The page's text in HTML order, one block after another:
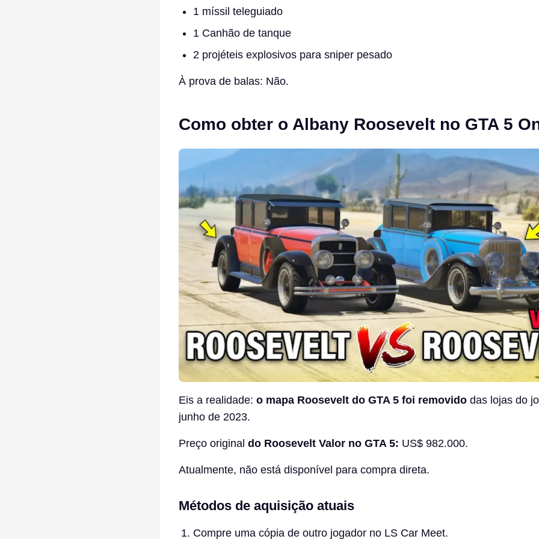
1 míssil teleguiado
1 Canhão de tanque
2 projéteis explosivos para sniper pesado
À prova de balas: Não.
Como obter o Albany Roosevelt no GTA 5
Eis a realidade: o mapa Roosevelt do GTA 5 foi removido das lojas do
junho de 2023.
Preço original do Roosevelt Valor no GTA 5: US$ 982.000.
Atualmente, não está disponível para compra direta.
Métodos de aquisição atuais
Compre uma cópia de outro jogador no LS Car Meet.